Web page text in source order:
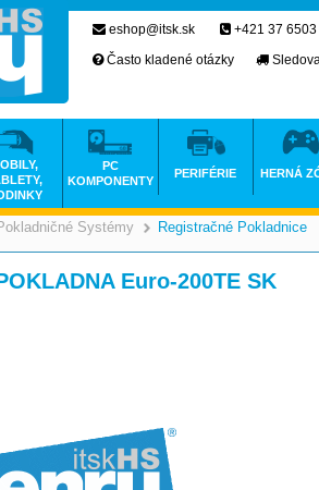
Systémy >
Registračné Pokladnice
Euro-200TE SK
eshop@itsk.sk +421 37
Často kladené otázky
PC
KOMPONENTY
PERIFÉRIE HERNÁ